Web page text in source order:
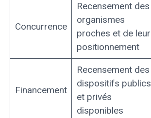
Concurrence
Recensement des
organismes
proches et de leur
positionnement
Financement
Recensement des
dispositifs publics
et privés
disponibles